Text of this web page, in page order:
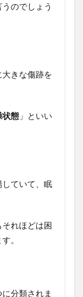
のでしょう
きな傷跡を
状態 」といい
ていて、眠
れほどは困
。
分類されま